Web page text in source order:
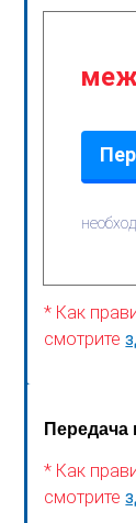
* Как
смотрите
Передача
* Как
смотрите